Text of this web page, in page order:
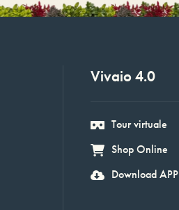
Vivaio 4.0
Tour virtuale
Shop Online
Download APP